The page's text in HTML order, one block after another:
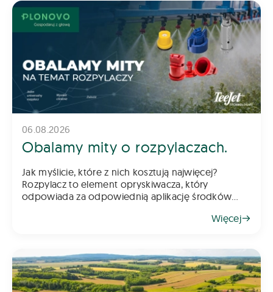
06.08.2026
Obalamy mity o rozpylaczach.
Jak myślicie, które z nich kosztują najwięcej?
Rozpylacz to element opryskiwacza, który
odpowiada za odpowiednią aplikację środków
Więcej